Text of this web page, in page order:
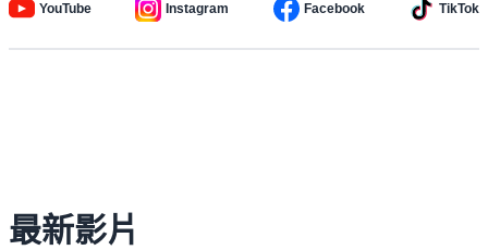
YouTube Instagram Facebook TikTok
最新影片